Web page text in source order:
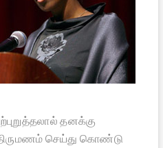
தனக்கு
திருமணம் செய்து கொண்டு